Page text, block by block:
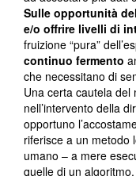
Sulle opportunità
e/o offrire livelli di
fruizione “pura”
continuo fermento
che necessitano di
Una certa cautela del
nell’intervento della
opportuno
riferisce a un metodo
umano – a mere
quelle di un algoritmo.